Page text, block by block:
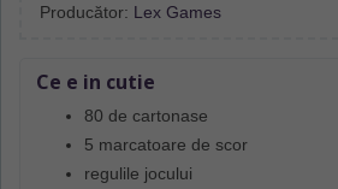
Producător: Lex Games
Ce e in cutie
80 de cartonase
5 marcatoare de scor
regulile jocului